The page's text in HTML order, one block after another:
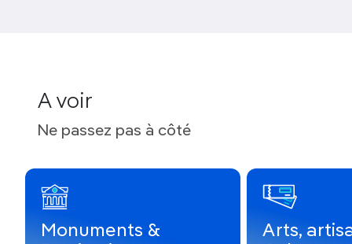
A voir
Ne passez pas à côté
Monuments &
Arts,